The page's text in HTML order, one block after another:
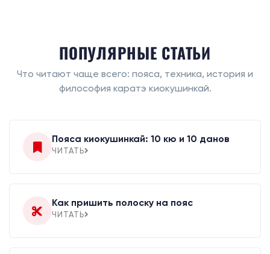
ПОПУЛЯРНЫЕ СТАТЬИ
Что читают чаще всего: пояса, техника, история и
философия каратэ киокушинкай.
Пояса киокушинкай: 10 кю и 10 данов
ЧИТАТЬ
Как пришить полоску на пояс
ЧИТАТЬ